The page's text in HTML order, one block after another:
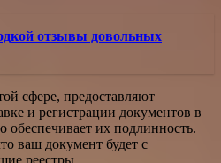
отзывы довольных
сфере, предоставляют
и регистрации документов в
обеспечивает их подлинность.
ваш документ будет с
реестры.